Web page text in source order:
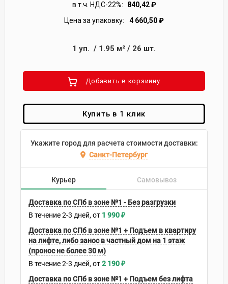
в т.ч. НДС-22%:
840,42₽
Цена за упаковку:
4 660,50₽
1 уп. / 1.95 м² / 26 шт.
Добавить в корзиину
Купить в 1 клик
Укажите город для расчета стоимости доставки:
Санкт-Петербург
Курьер Самовывоз
Доставка по СПб в зоне №1 - Без разгрузки
В течение2-3 дней 1 990₽
Доставка по СПб в зоне №1 + Подъем в квартиру
на лифте, либо занос в частный дом на 1 этаж
(пронос не более 30 м)
В течение2-3 дней 2 190₽
Доставка по СПб в зоне №1 + Подъем без лифта